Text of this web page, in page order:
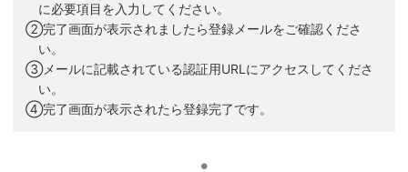
に必要項目を入力してください。
②完了画面が表示されましたら登録メールをご確認くださ
い。
③メールに記載されている認証用URLにアクセスしてくださ
い。
④完了画面が表示されたら登録完了です。